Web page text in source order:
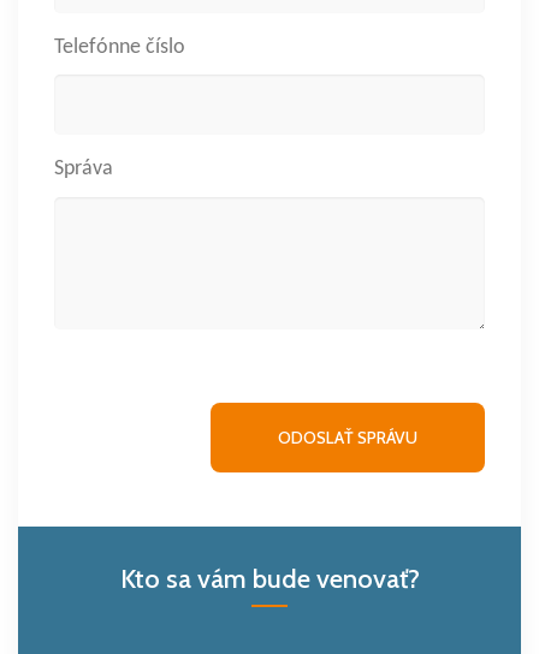
Telefónne číslo
Správa
Kto sa vám bude venovať?